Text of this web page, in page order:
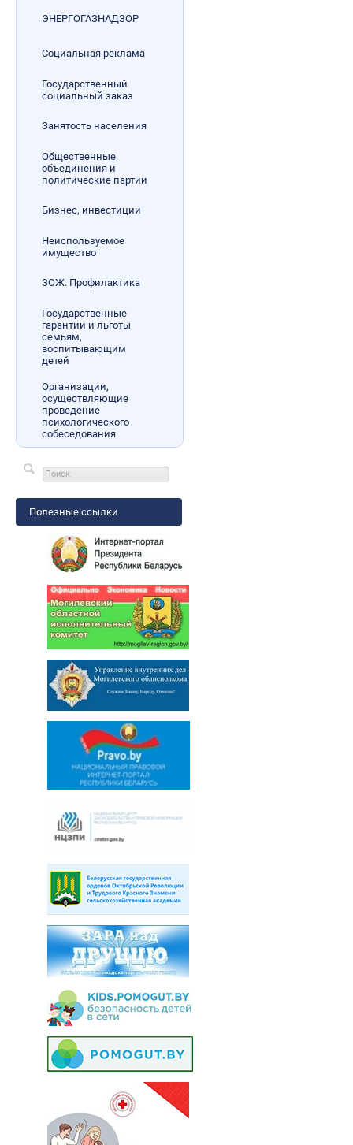
ЭНЕРГОГАЗНАДЗОР
Социальная реклама
Государственный
социальный заказ
Занятость населения
Общественные
объединения и
политические партии
Бизнес, инвестиции
Неиспользуемое
имущество
ЗОЖ. Профилактика
Государственные
гарантии и льготы
семьям,
воспитывающим
детей
Организации,
осуществляющие
проведение
психологического
собеседования
Полезные ссылки